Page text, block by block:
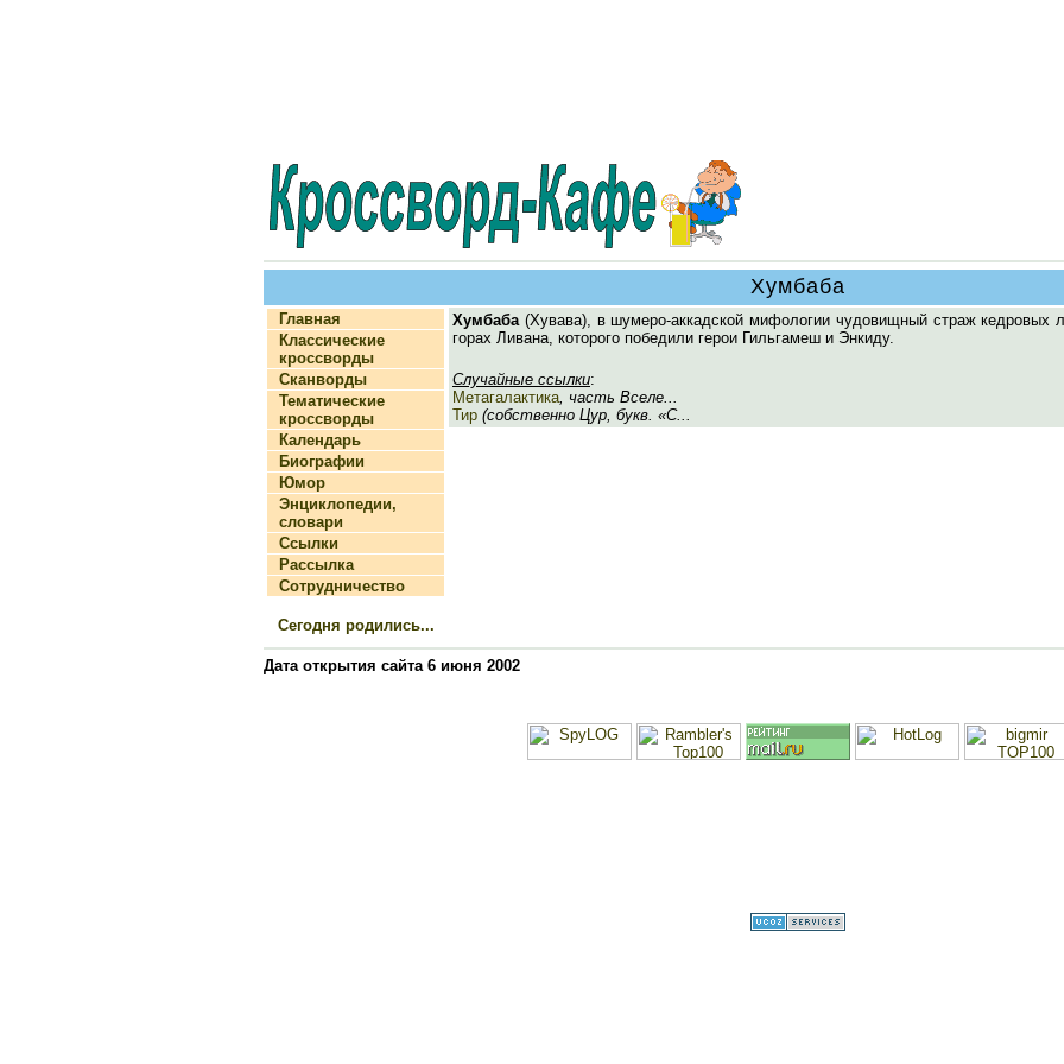
Хумбаба
Главная
Классические
кроссворды
Сканворды
Тематические
кроссворды
Календарь
Биографии
Юмор
Энциклопедии,
словари
Ссылки
Рассылка
Сотрудничество
Сегодня родились...
Хумбаба(Хувава), в шумеро-аккадской мифологии чудовищный страж кедровых
горах Ливана, которого победили герои Гильгамеш и Энкиду.
Случайные ссылки:
Метагалактика, часть Вселе...
Тир (собственно Цур, букв. «С...
Дата открытия сайта 6 июня 2002